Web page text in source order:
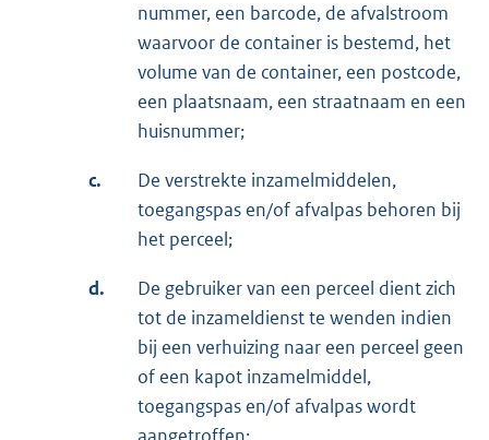
nummer, een barcode, de afvalstroom
waarvoor de container is bestemd, het
volume van de container, een postcode,
een plaatsnaam, een straatnaam en een
huisnummer;
c.
De verstrekte inzamelmiddelen,
toegangspas en/of afvalpas behoren bij
het perceel;
d.
De gebruiker van een perceel dient zich
tot de inzameldienst te wenden indien
bij een verhuizing naar een perceel geen
of een kapot inzamelmiddel,
toegangspas en/of afvalpas wordt